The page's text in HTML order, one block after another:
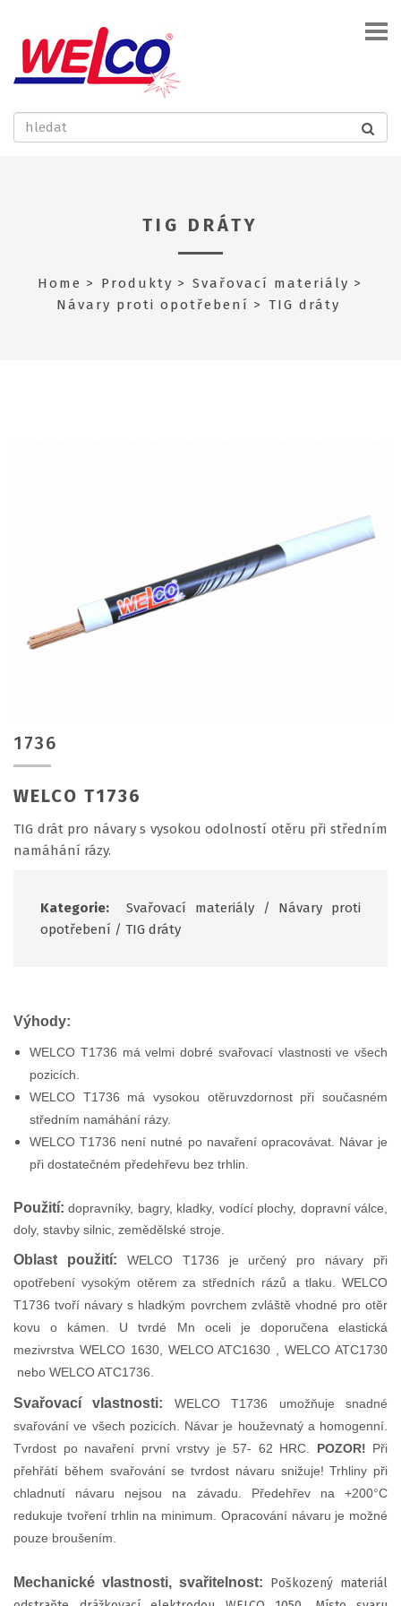
TIG DRÁTY
Home Produkty
Svařovací materiály
Návary proti opotřebení
TIG dráty
1736
WELCO T1736
TIG drát pro návary s vysokou odolností otěru při středním
namáhání rázy.
Kategorie: Svařovací materiály /
Návary proti
opotřebení / TIG dráty
Výhody:
WELCO T1736 má velmi dobré svařovací vlastnosti ve všech
pozicích.
WELCO T1736 má vysokou otěruvzdornost při současném
středním namáhání rázy.
WELCO T1736 není nutné po navaření opracovávat. Návar je
při dostatečném předehřevu bez trhlin.
Použití: dopravníky, bagry, kladky, vodící plochy, dopravní válce,
doly, stavby silnic, zemědělské stroje.
Oblast použití: WELCO T1736 je určený pro návary při
opotřebení vysokým otěrem za středních rázů a tlaku. WELCO
T1736 tvoří návary s hladkým povrchem zvláště vhodné pro otěr
kovu o kámen. U tvrdé Mn oceli je doporučena elastická
mezivrstva WELCO 1630, WELCO ATC1630 , WELCO ATC1730
nebo WELCO ATC1736.
Svařovací vlastnosti: WELCO T1736 umožňuje snadné
svařování ve všech pozicích. Návar je houževnatý a homogenní.
Tvrdost po navaření první vrstvy je 57- 62 HRC. POZOR! Při
přehřátí během svařování se tvrdost návaru snižuje! Trhliny při
chladnutí návaru nejsou na závadu. Předehřev na +200°C
redukuje tvoření trhlin na minimum. Opracování návaru je možné
pouze broušením.
Mechanické vlastnosti, svařitelnost: Poškozený materiál